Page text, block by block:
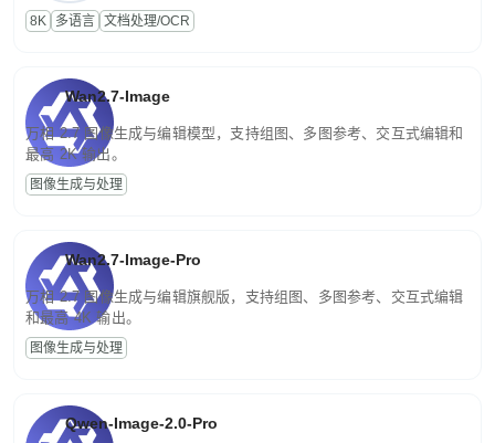
为便于存储、检索和二次处理的结构化结果。
8K 多语言 文档处理/OCR
Wan2.7-Image
万相 2.7 图像生成与编辑模型，支持组图、多图参考、交互式编辑和
最高 2K 输出。
图像生成与处理
Wan2.7-Image-Pro
万相 2.7 图像生成与编辑旗舰版，支持组图、多图参考、交互式编辑
和最高 4K 输出。
图像生成与处理
Qwen-Image-2.0-Pro